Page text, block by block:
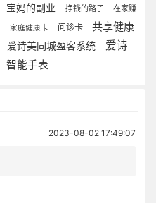
宝妈的副业 挣钱的路子
在家赚
家庭健康卡 问诊卡
共享健康
爱诗美同城盈客系统
爱诗
智能手表
2023-08-02 17:49:07